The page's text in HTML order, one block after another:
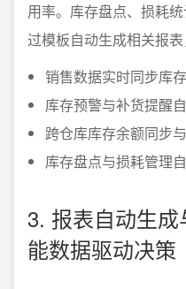
用率。库存盘点、损耗
过模板自动生成相关报表
销售数据实时同步库
库存预警与补货提醒
跨仓库库存余额同步
库存盘点与损耗管理
3. 报表自动生
能数据驱动决策